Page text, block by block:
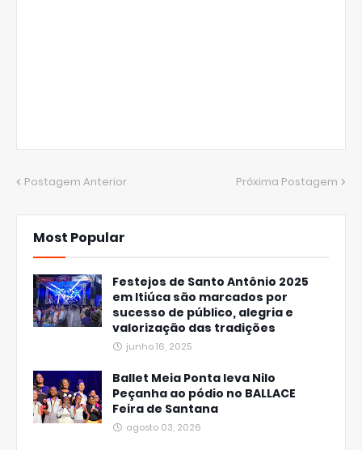
Postagem Anterior Próxima Postagem
Most Popular
Festejos de Santo Antônio 2025
em Itiúca são marcados por
sucesso de público, alegria e
valorização das tradições
junho 16, 2025
Ballet Meia Ponta leva Nilo
Peçanha ao pódio no BALLACE
Feira de Santana
agosto 03, 2026